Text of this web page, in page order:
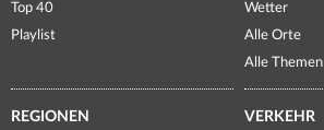
Top 40
Playlist
Wetter
Alle Orte
Alle Themen
REGIONEN VERKEHR